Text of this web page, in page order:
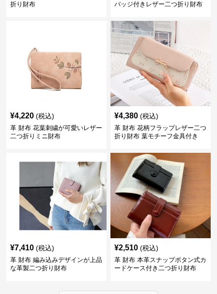
折り財布
バッジ付きレザー二つ折り財布
¥4,220 (税込)
革 財布 花葉刺繍が可愛いレザー
二つ折りミニ財布
¥4,380 (税込)
革 財布 花柄フラップレザー二つ
折り財布 葉モチーフ金具付き
¥7,410 (税込)
革 財布 編み込みデザインが上品
な革製二つ折り財布
¥2,510 (税込)
革 財布 本革スナップボタン式カ
ードケース付き二つ折り財布